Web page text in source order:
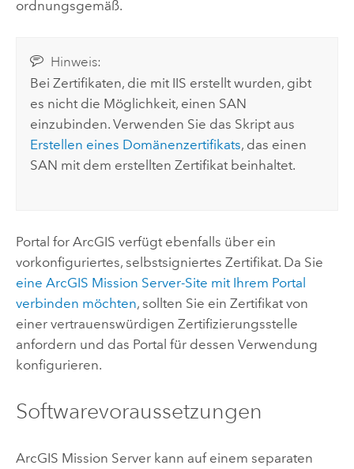
ordnungsgemäß.
Hinweis:
Bei Zertifikaten, die mit IIS erstellt wurden, gibt
es nicht die Möglichkeit, einen SAN
einzubinden. Verwenden Sie das Skript aus
Erstellen eines Domänenzertifikats, das einen
SAN mit dem erstellten Zertifikat beinhaltet.
Portal for ArcGIS verfügt ebenfalls über ein
vorkonfiguriertes, selbstsigniertes Zertifikat. Da Sie
eine ArcGIS Mission Server-Site mit Ihrem Portal
verbinden möchten, sollten Sie ein Zertifikat von
einer vertrauenswürdigen Zertifizierungsstelle
anfordern und das Portal für dessen Verwendung
konfigurieren.
Softwarevoraussetzungen
ArcGIS Mission Serverkann auf einem separaten